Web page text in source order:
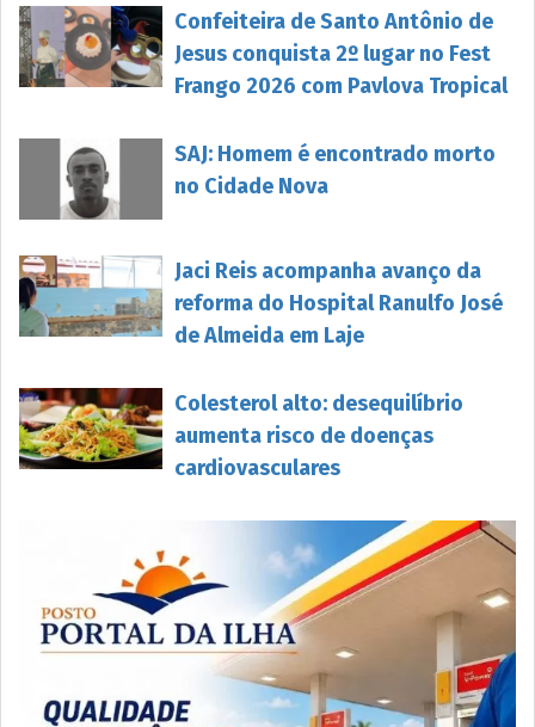
Confeiteira de Santo Antônio de
Jesus conquista 2º lugar no Fest
Frango 2026 com Pavlova Tropical
SAJ: Homem é encontrado morto
no Cidade Nova
Jaci Reis acompanha avanço da
reforma do Hospital Ranulfo José
de Almeida em Laje
Colesterol alto: desequilíbrio
aumenta risco de doenças
cardiovasculares